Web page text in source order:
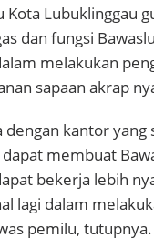
Kota Lubuklinggau
dan fungsi
melakukan
sapaan akrap
dengan kantor yang
membuat
bekerja lebih
lagi dalam
pemilu,